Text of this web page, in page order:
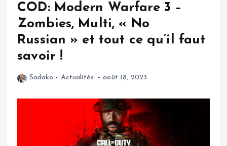
COD: Modern Warfare 3 –
Zombies, Multi, « No
Russian » et tout ce qu’il faut
savoir !
Sadako Actualités août 18, 2023